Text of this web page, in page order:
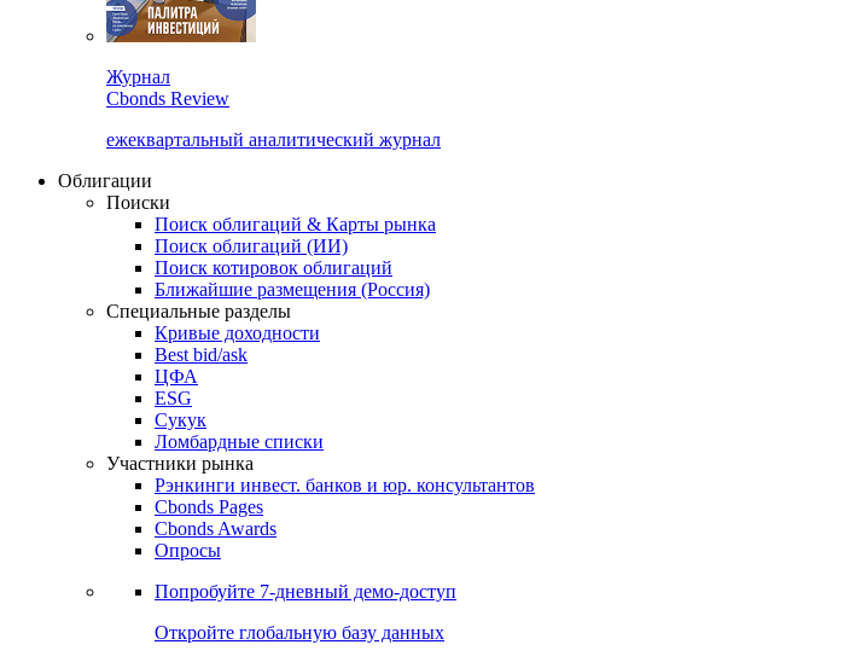
Журнал
Cbonds Review
ежеквартальный аналитический журнал
Облигации
Поиски
Поиск облигаций & Карты рынка
Поиск облигаций (ИИ)
Поиск котировок облигаций
Ближайшие размещения (Россия)
Специальные разделы
Кривые доходности
Best bid/ask
ЦФА
ESG
Сукук
Ломбардные списки
Участники рынка
Рэнкинги инвест. банков и юр. консультантов
Cbonds Pages
Cbonds Awards
Опросы
Попробуйте 7-дневный демо-доступ
Откройте глобальную базу данных